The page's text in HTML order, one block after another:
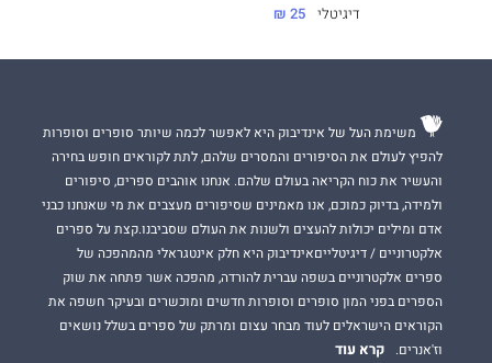
דיגיטלי 25 ₪
משימת העל של אינדיבוק היא לאפשר לכמה שיותר סופרים וסופרות
להפיץ לעולם את הסיפורים והמסרים שלהם, לתת לקוראים חופש בחירה
והעשיר את כוח הקריאה בעולם שלהם. אנחנו אוהבים ספרים, סיפורים
ולמידה, בדיוק כמוכם, אנו מאמינים שסיפורים מעצבים את מי שאנחנו כבני
אדם ומילים יכולות להעצים ולשנות את העולם שסביבנו.קצת על ספרים
אלקטרוניים / דיגיטלייםאינדיבוק היא חלק אינטגראלי מהמהפכה של
ספרים אלקטרוניים בשפה עברית להורדה, מהפכה אשר פתחה את שוק
הספרים בפני המון סופרים וסופרות חדשים ומוכשרים ובעיקר חשפה את
הקוראים הישראלים לעוד מבחר עצום ומרתק של ספרים בשלל נושאים
וז'אנרים.
קרא עוד